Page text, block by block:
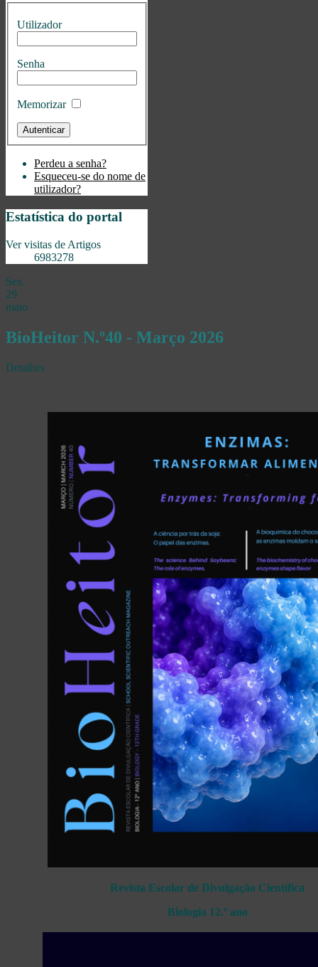
Utilizador
Senha
Memorizar
Perdeu a senha?
Esqueceu-se do nome de
utilizador?
Estatística do portal
Ver visitas de Artigos
6983278
Sex.
29
maio
BioHeitor N.º40 - Março 2026
Detalhes
Revista Escolar de Divulgação Científica
Biologia 12.º ano